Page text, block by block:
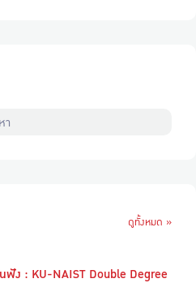
ดูทั้งหมด »
ฟัง : KU-NAIST Double Degree